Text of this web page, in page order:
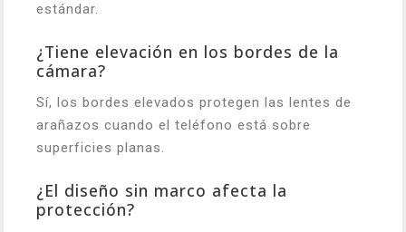
estándar.
¿Tiene elevación en los bordes de la
cámara?
Sí, los bordes elevados protegen las lentes de
arañazos cuando el teléfono está sobre
superficies planas.
¿El diseño sin marco afecta la
protección?